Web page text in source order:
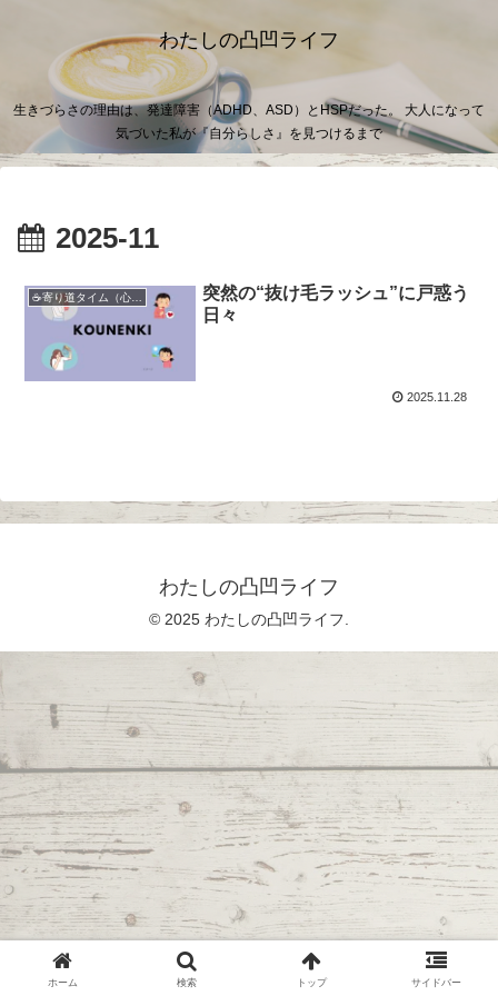
わたしの凸凹ライフ
生きづらさの理由は、発達障害（ADHD、ASD）とHSPだった。 大人になって
気づいた私が『自分らしさ』を見つけるまで
2025-11
☕寄り道タイム（心のカフェタイム）
突然の“抜け毛ラッシュ”に戸惑う
日々
2025.11.28
わたしの凸凹ライフ
© 2025 わたしの凸凹ライフ.
ホーム 検索 トップ サイドバー